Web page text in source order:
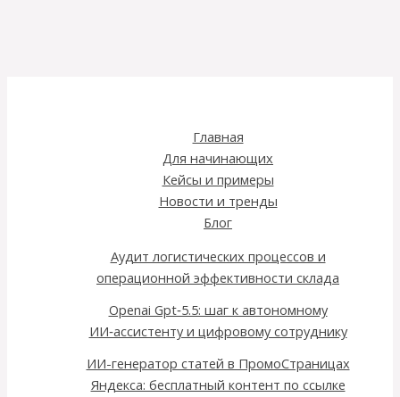
Главная
Для начинающих
Кейсы и примеры
Новости и тренды
Блог
Аудит логистических процессов и
операционной эффективности склада
Openai Gpt‑5.5: шаг к автономному
ИИ‑ассистенту и цифровому сотруднику
ИИ-генератор статей в ПромоСтраницах
Яндекса: бесплатный контент по ссылке